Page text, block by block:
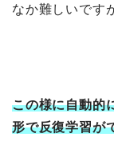
なか難しいです
この様に自動的
形で反復学習が